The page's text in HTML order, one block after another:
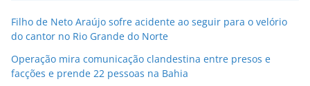
Filho de Neto Araújo sofre acidente ao seguir para o velório
do cantor no Rio Grande do Norte
Operação mira comunicação clandestina entre presos e
facções e prende 22 pessoas na Bahia